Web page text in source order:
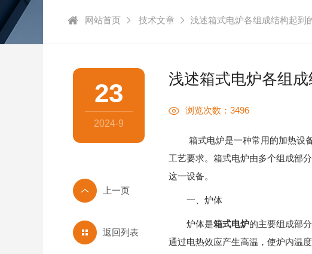
网站首页 技术文章 浅述箱式电炉各组成结构起到
浅述箱式电炉各组
浏览次数：3496
箱式电炉是一种常用的加热设备
工艺要求。箱式电炉由多个组成部
这一设备。
一、炉体
炉体是箱式电炉的主要组成部
通过电热效应产生高温，使炉内温度
23
2024-9
返回列表